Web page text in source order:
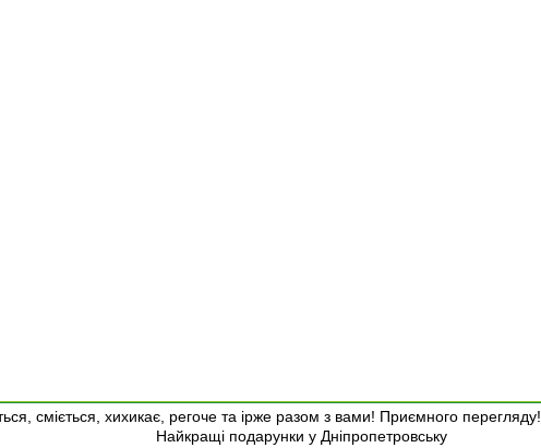
сміється, хихикає, регоче та ірже разом з вами! Приємного перегляду!
Найкращі подарунки у Дніпропетровську